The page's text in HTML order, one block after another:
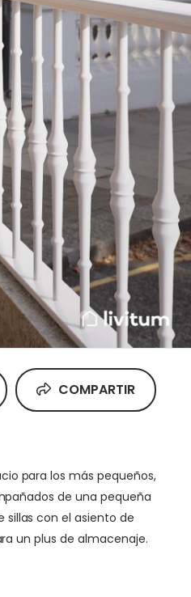
COMPARTIR
para los más pequeños,
de una pequeña
con el asiento de
un plus de almacenaje.